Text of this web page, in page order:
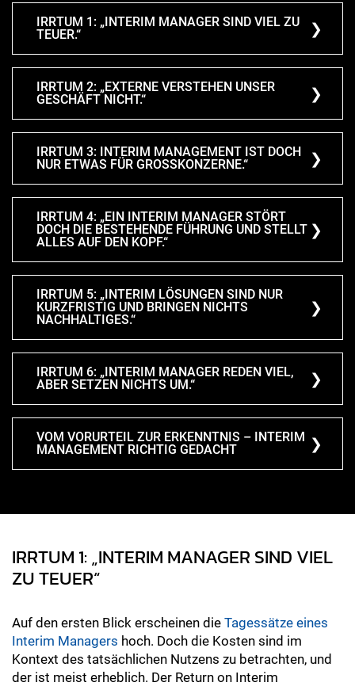
IRRTUM 1: „INTERIM MANAGER SIND VIEL ZU
TEUER.“
IRRTUM 2: „EXTERNE VERSTEHEN UNSER
GESCHÄFT NICHT.“
IRRTUM 3: INTERIM MANAGEMENT IST DOCH
NUR ETWAS FÜR GROSSKONZERNE.“
IRRTUM 4: „EIN INTERIM MANAGER STÖRT
DOCH DIE BESTEHENDE FÜHRUNG UND STELLT
ALLES AUF DEN KOPF.“
IRRTUM 5: „INTERIM LÖSUNGEN SIND NUR
KURZFRISTIG UND BRINGEN NICHTS
NACHHALTIGES.“
IRRTUM 6: „INTERIM MANAGER REDEN VIEL,
ABER SETZEN NICHTS UM.“
VOM VORURTEIL ZUR ERKENNTNIS – INTERIM
MANAGEMENT RICHTIG GEDACHT
IRRTUM 1: „INTERIM MANAGER SIND VIEL
ZU TEUER“
Auf den ersten Blick erscheinen die Tagessätze eines
Interim Managers hoch. Doch die Kosten sind im
Kontext des tatsächlichen Nutzens zu betrachten, und
der ist meist erheblich. Der Return on Interim